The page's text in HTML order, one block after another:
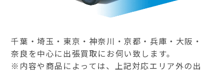
千葉・埼玉・東京・神奈川・京都・兵庫・大阪・
奈良を中心に出張買取にお伺い致します。
※内容や商品によっては、上記対応エリア外の出